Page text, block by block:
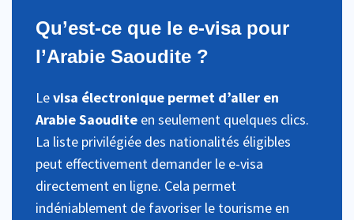
Qu’est-ce que le e-visa pour
l’Arabie Saoudite ?
Levisa électronique permet d’aller en
Arabie Saoudite en seulement quelques clics.
La liste privilégiée des nationalités éligibles
peut effectivement demander le e-visa
directement en ligne. Cela permet
indéniablement de favoriser le tourisme en